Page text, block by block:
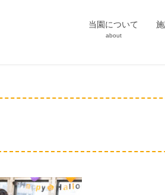
当園について
about